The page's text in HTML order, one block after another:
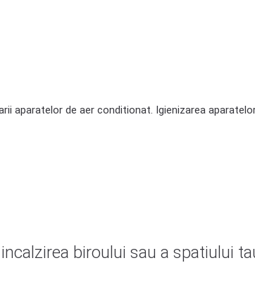
de aer conditionat. Igienizarea
biroului sau a spatiului